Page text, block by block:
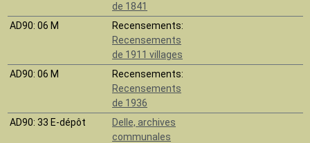
de 1841
AD90: 06 M
Recensements:
Recensements
de 1911 villages
AD90: 06 M
Recensements:
Recensements
de 1936
AD90: 33 E-dépôt
Delle, archives
communales